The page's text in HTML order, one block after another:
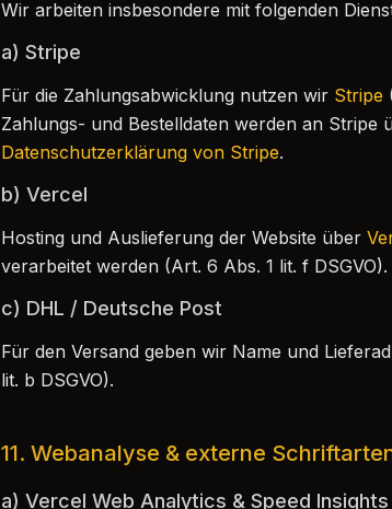
Wir arbeiten insbesondere mit folgenden
a) Stripe
Für die Zahlungsabwicklung nutzen wir Stripe
Zahlungs- und Bestelldaten werden an Stripe
Datenschutzerklärung von Stripe.
b) Vercel
Hosting und Auslieferung der Website über
verarbeitet werden (Art. 6 Abs. 1 lit. f DSGVO).
c) DHL / Deutsche Post
Für den Versand geben wir Name und
lit. b DSGVO).
11. Webanalyse & externe
a) Vercel Web Analytics & Speed Insights